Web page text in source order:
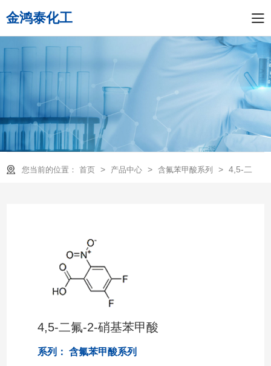
金鸿泰化工
您当前的位置： 首页 > 产品中心 > 含氟苯甲酸系列 > 4,5-二
4,5-二氟-2-硝基苯甲酸
系列： 含氟苯甲酸系列